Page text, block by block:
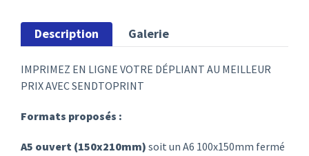
Description Galerie
IMPRIMEZ EN LIGNE VOTRE DÉPLIANT AU MEILLEUR
PRIX AVEC SENDTOPRINT
Formats proposés :
A5 ouvert (150x210mm) soit un A6 100x150mm fermé